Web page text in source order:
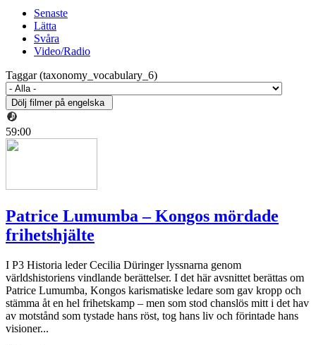
Senaste
Lätta
Svåra
Video/Radio
Taggar (taxonomy_vocabulary_6)
59:00
Patrice Lumumba – Kongos mördade
frihetshjälte
I P3 Historia leder Cecilia Düringer lyssnarna genom
världshistoriens vindlande berättelser. I det här avsnittet berättas om
Patrice Lumumba, Kongos karismatiske ledare som gav kropp och
stämma åt en hel frihetskamp – men som stod chanslös mitt i det hav
av motstånd som tystade hans röst, tog hans liv och förintade hans
visioner...